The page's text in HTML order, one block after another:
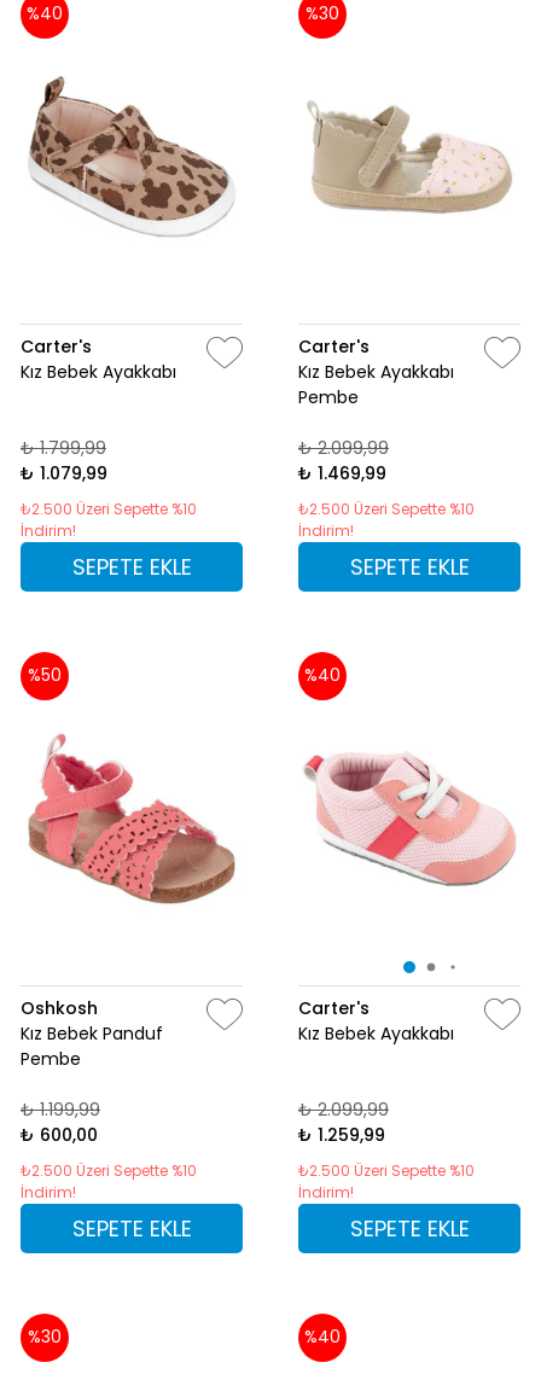
%40
Carter's
Kız Bebek Ayakkabı
₺ 1.799,99
₺ 1.079,99
₺2.500 Üzeri Sepette %10
İndirim!
SEPETE EKLE
%30
Carter's
Kız Bebek Ayakkabı
Pembe
₺ 2.099,99
₺ 1.469,99
₺2.500 Üzeri Sepette %10
İndirim!
SEPETE EKLE
%50
Oshkosh
Kız Bebek Panduf
Pembe
₺ 1.199,99
₺ 600,00
₺2.500 Üzeri Sepette %10
İndirim!
SEPETE EKLE
%40
Carter's
Kız Bebek Ayakkabı
₺ 2.099,99
₺ 1.259,99
₺2.500 Üzeri Sepette %10
İndirim!
SEPETE EKLE
%30 %40